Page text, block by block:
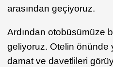
arasından geçiyoruz.
Ardından otobüsümüze
geliyoruz. Otelin önünde
damat ve davetlileri